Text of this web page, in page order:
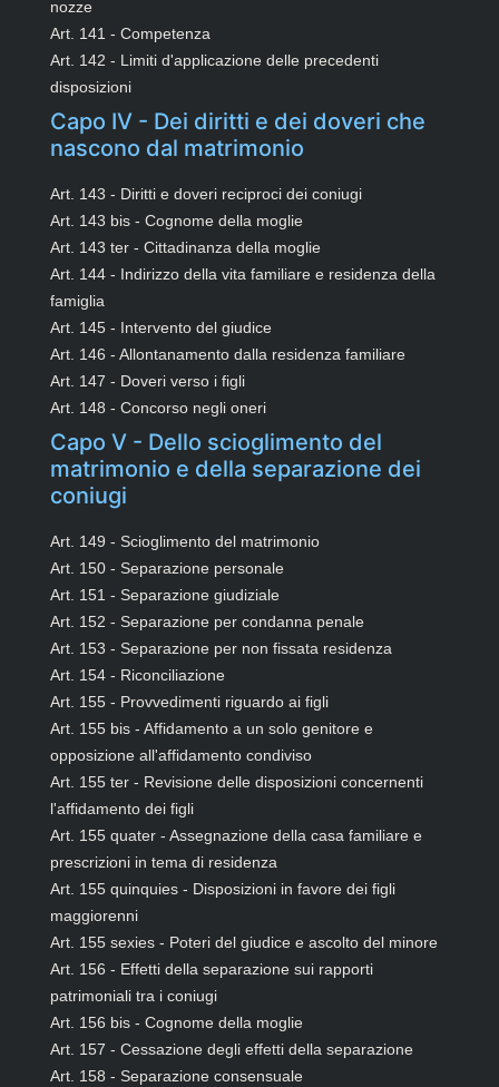
nozze
Art. 141 - Competenza
Art. 142 - Limiti d'applicazione delle precedenti
disposizioni
Capo IV - Dei diritti e dei doveri che
nascono dal matrimonio
Art. 143 - Diritti e doveri reciproci dei coniugi
Art. 143 bis - Cognome della moglie
Art. 143 ter - Cittadinanza della moglie
Art. 144 - Indirizzo della vita familiare e residenza della
famiglia
Art. 145 - Intervento del giudice
Art. 146 - Allontanamento dalla residenza familiare
Art. 147 - Doveri verso i figli
Art. 148 - Concorso negli oneri
Capo V - Dello scioglimento del
matrimonio e della separazione dei
coniugi
Art. 149 - Scioglimento del matrimonio
Art. 150 - Separazione personale
Art. 151 - Separazione giudiziale
Art. 152 - Separazione per condanna penale
Art. 153 - Separazione per non fissata residenza
Art. 154 - Riconciliazione
Art. 155 - Provvedimenti riguardo ai figli
Art. 155 bis - Affidamento a un solo genitore e
opposizione all'affidamento condiviso
Art. 155 ter - Revisione delle disposizioni concernenti
l'affidamento dei figli
Art. 155 quater - Assegnazione della casa familiare e
prescrizioni in tema di residenza
Art. 155 quinquies - Disposizioni in favore dei figli
maggiorenni
Art. 155 sexies - Poteri del giudice e ascolto del minore
Art. 156 - Effetti della separazione sui rapporti
patrimoniali tra i coniugi
Art. 156 bis - Cognome della moglie
Art. 157 - Cessazione degli effetti della separazione
Art. 158 - Separazione consensuale